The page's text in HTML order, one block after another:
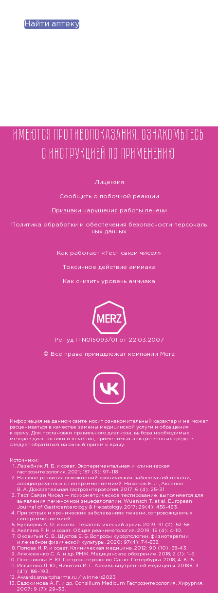
Найти аптеку
Имеются противопоказания. Ознакомьтесь
с инструкцией по применению
Рег.уд П N015093/01 от 22.03.2007
© Все права принадлежат компании Merz
Лицензия
Сообщить о побочной реакции
Признаки нарушения работы печени
Политика обработки и обеспечения безопасности персональ
ных данных
Как работает «Тест связи чисел»
Токсичное действие аммиака
Как снизить уровень аммиака
Информация на данном сайте носит ознакомительный характер и не может
расцениваться в качестве замены медицинской услуги и обращения
к врачу. Для постановки правильного диагноза, выбора необходимых
методов диагностики и лечения, применимых лекарственных средств
следует обратиться на очный прием к врачу.
Источники:
Лазебник Л. Б. и соавт. Экспериментальная и клиническая
гастроэнтерология. 2021; 187 (3): 97–118
На фоне развития осложнений хронических заболеваний печени,
ассоциированных с гипераммониемией. Никонов Е. Л., Аксенов
В. А. Доказательная гастроэнтерология. 2017; 6 (4): 25–31
Тест Связи Чисел — психометрическое тестирование, выполняется для
выявления печеночной энцефалопатии. Wuensch T. et al. European
Journal of Gastroenterology & Hepatology. 2017; 29(4): 456-463.
При острых и хронических заболеваниях печени, сопровождаемых
гипераммониемией
Буеверов А. О. и соавт. Терапевтический архив. 2019; 91 (2): 52–58.
Акалаев Р. Н. и соавт. Общая реаниматология. 2019; 15 (4): 4-10.
Оковитый С. В., Шустов Е. Б. Вопросы курортологии, физиотерапии
и лечебной физической культуры. 2020; 97(4): 74–838.
Попова И. Р. и соавт. Клиническая медицина. 2012: 90 (10); 38–43.
Алексеенко С. А. и др. РМЖ. Медицинское обозрение. 2018; 2 (1): 1–5.
Плотникова Е. Ю. Гастроэнтерология Санкт-Петербурга. 2018; 4: 8–15.
Ильченко Л. Ю., Никитин И. Г. Архивъ внутренней медицины. 2018.8; 3
(41): 186–193.
Awards.smartpharma.ru / winners2023
Евдокимова А. Г. и др. Consilium Medicum Гастроэнтерология. Хирургия.
2007; 9 (7): 29–33.